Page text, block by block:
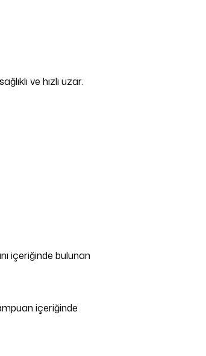
ve hızlı uzar.
içeriğinde bulunan
içeriğinde